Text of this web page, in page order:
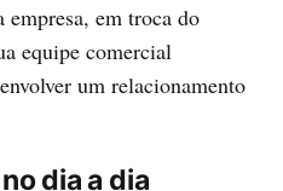
empresa, em troca do
equipe comercial
um relacionamento
dia a dia